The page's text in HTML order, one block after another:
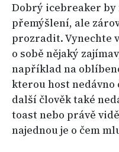
Dobrý icebreaker by
přemýšlení, ale
prozradit. Vynechte
o sobě nějaký
například na
kterou host nedávno
další člověk také
toast nebo právě
najednou je o čem